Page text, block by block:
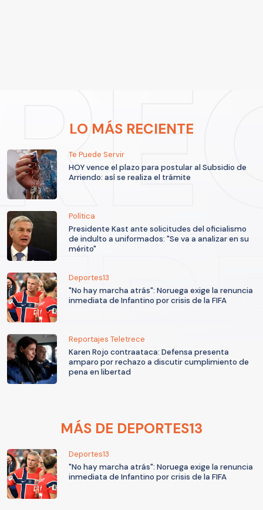
LO MÁS RECIENTE
Te Puede Servir
HOY vence el plazo para postular al Subsidio de
Arriendo: así se realiza el trámite
Política
Presidente Kast ante solicitudes del oficialismo
de indulto a uniformados: "Se va a analizar en su
mérito"
Deportes13
"No hay marcha atrás": Noruega exige la renuncia
inmediata de Infantino por crisis de la FIFA
Reportajes Teletrece
Karen Rojo contraataca: Defensa presenta
amparo por rechazo a discutir cumplimiento de
pena en libertad
MÁS DE DEPORTES13
Deportes13
"No hay marcha atrás": Noruega exige la renuncia
inmediata de Infantino por crisis de la FIFA